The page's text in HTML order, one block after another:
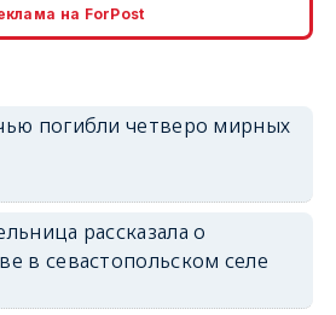
на ForPost
погибли четверо мирных
рассказала о
в севастопольском селе